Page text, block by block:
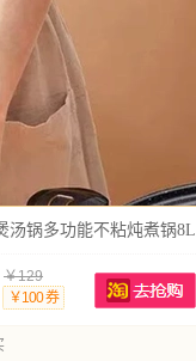
汤锅多功能不粘炖煮锅8L
￥129
￥100 券